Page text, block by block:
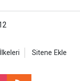
Sitene Ekle